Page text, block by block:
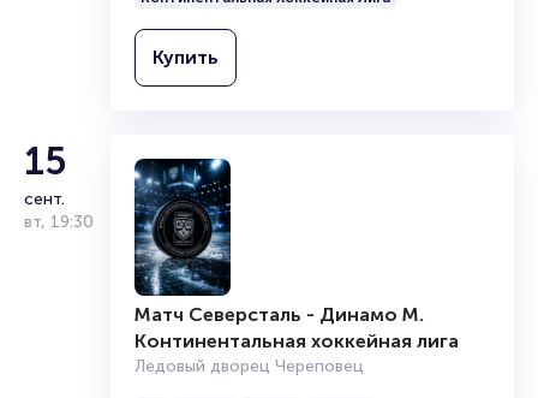
Ледовый дворец Череповец
0+
Континентальная Хоккейная Лига
Купить
15
сент.
вт, 19:30
Матч Северсталь - Динамо М.
Континентальная хоккейная лига
Ледовый дворец Череповец